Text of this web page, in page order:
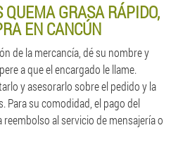
QUEMA GRASA RÁPIDO,
EN CANCÚN
de la mercancía, dé su nombre y
a que el encargado le llame.
y asesorarlo sobre el pedido y la
Para su comodidad, el pago del
al servicio de mensajería o